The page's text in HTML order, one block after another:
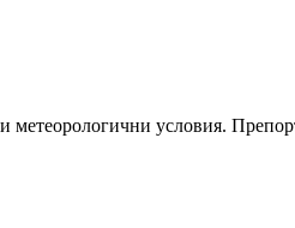
условия.